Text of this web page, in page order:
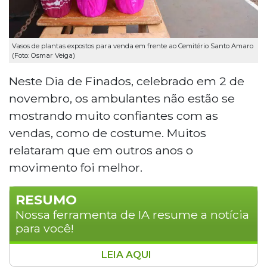
Vasos de plantas expostos para venda em frente ao Cemitério Santo Amaro
(Foto: Osmar Veiga)
Neste Dia de Finados, celebrado em 2 de
novembro, os ambulantes não estão se
mostrando muito confiantes com as
vendas, como de costume. Muitos
relataram que em outros anos o
movimento foi melhor.
RESUMO
Nossa ferramenta de IA resume a notícia
para você!
LEIA AQUI